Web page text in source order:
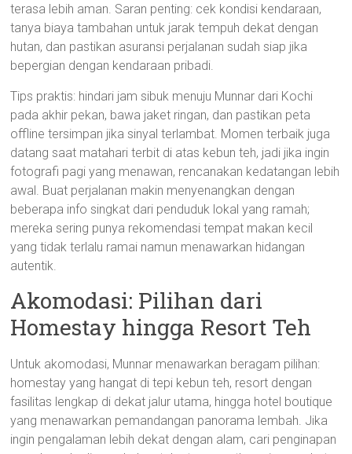
terasa lebih aman. Saran penting: cek kondisi kendaraan,
tanya biaya tambahan untuk jarak tempuh dekat dengan
hutan, dan pastikan asuransi perjalanan sudah siap jika
bepergian dengan kendaraan pribadi.
Tips praktis: hindari jam sibuk menuju Munnar dari Kochi
pada akhir pekan, bawa jaket ringan, dan pastikan peta
offline tersimpan jika sinyal terlambat. Momen terbaik juga
datang saat matahari terbit di atas kebun teh, jadi jika ingin
fotografi pagi yang menawan, rencanakan kedatangan lebih
awal. Buat perjalanan makin menyenangkan dengan
beberapa info singkat dari penduduk lokal yang ramah;
mereka sering punya rekomendasi tempat makan kecil
yang tidak terlalu ramai namun menawarkan hidangan
autentik.
Akomodasi: Pilihan dari
Homestay hingga Resort Teh
Untuk akomodasi, Munnar menawarkan beragam pilihan:
homestay yang hangat di tepi kebun teh, resort dengan
fasilitas lengkap di dekat jalur utama, hingga hotel boutique
yang menawarkan pemandangan panorama lembah. Jika
ingin pengalaman lebih dekat dengan alam, cari penginapan